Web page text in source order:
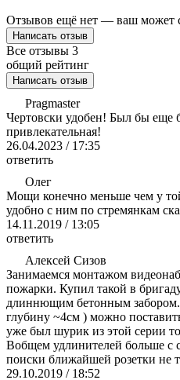
Отзывов ещё нет — ваш может
Написать отзыв
Все отзывы 3
общий рейтинг
Написать отзыв
Pragmaster
Чертовски удобен! Был бы еще
привлекательная!
26.04.2023 / 17:35
ответить
Олег
Мощи конечно меньше чем у
удобно с ним по стремянкам
14.11.2019 / 13:05
ответить
Алексей Сизов
Занимаемся монтажом
пожарки. Купил такой в
длиннющим бетонным забором.
глубину ~4см ) можно
уже был шурик из этой серии
Вобщем удлинителей больше с
поиски ближайшей розетки не
29.10.2019 / 18:52